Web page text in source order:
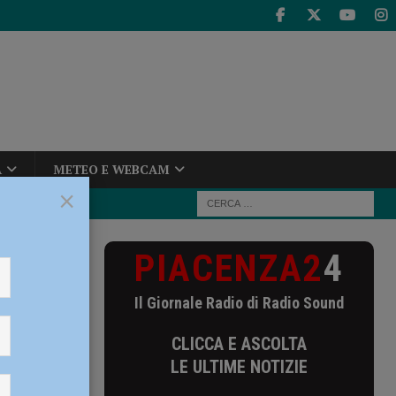
METEO E WEBCAM
clienti e
e
PIACENZA24
Il Giornale Radio di Radio Sound
CLICCA E ASCOLTA
LE ULTIME NOTIZIE
×